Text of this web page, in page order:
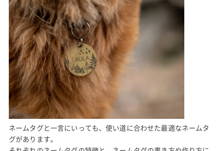
ネームタグと一言にいっても、使い道に合わせた最適なネームタ
グがあります。